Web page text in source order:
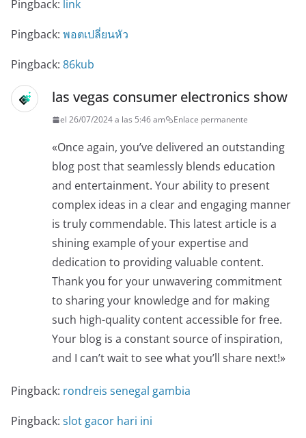
Pingback: link
Pingback: พอตเปลี่ยนหัว
Pingback: 86kub
las vegas consumer electronics show
el 26/07/2024 a las 5:46 am Enlace permanente
«Once again, you’ve delivered an outstanding
blog post that seamlessly blends education
and entertainment. Your ability to present
complex ideas in a clear and engaging manner
is truly commendable. This latest article is a
shining example of your expertise and
dedication to providing valuable content.
Thank you for your unwavering commitment
to sharing your knowledge and for making
such high-quality content accessible for free.
Your blog is a constant source of inspiration,
and I can’t wait to see what you’ll share next!»
Pingback: rondreis senegal gambia
Pingback: slot gacor hari ini